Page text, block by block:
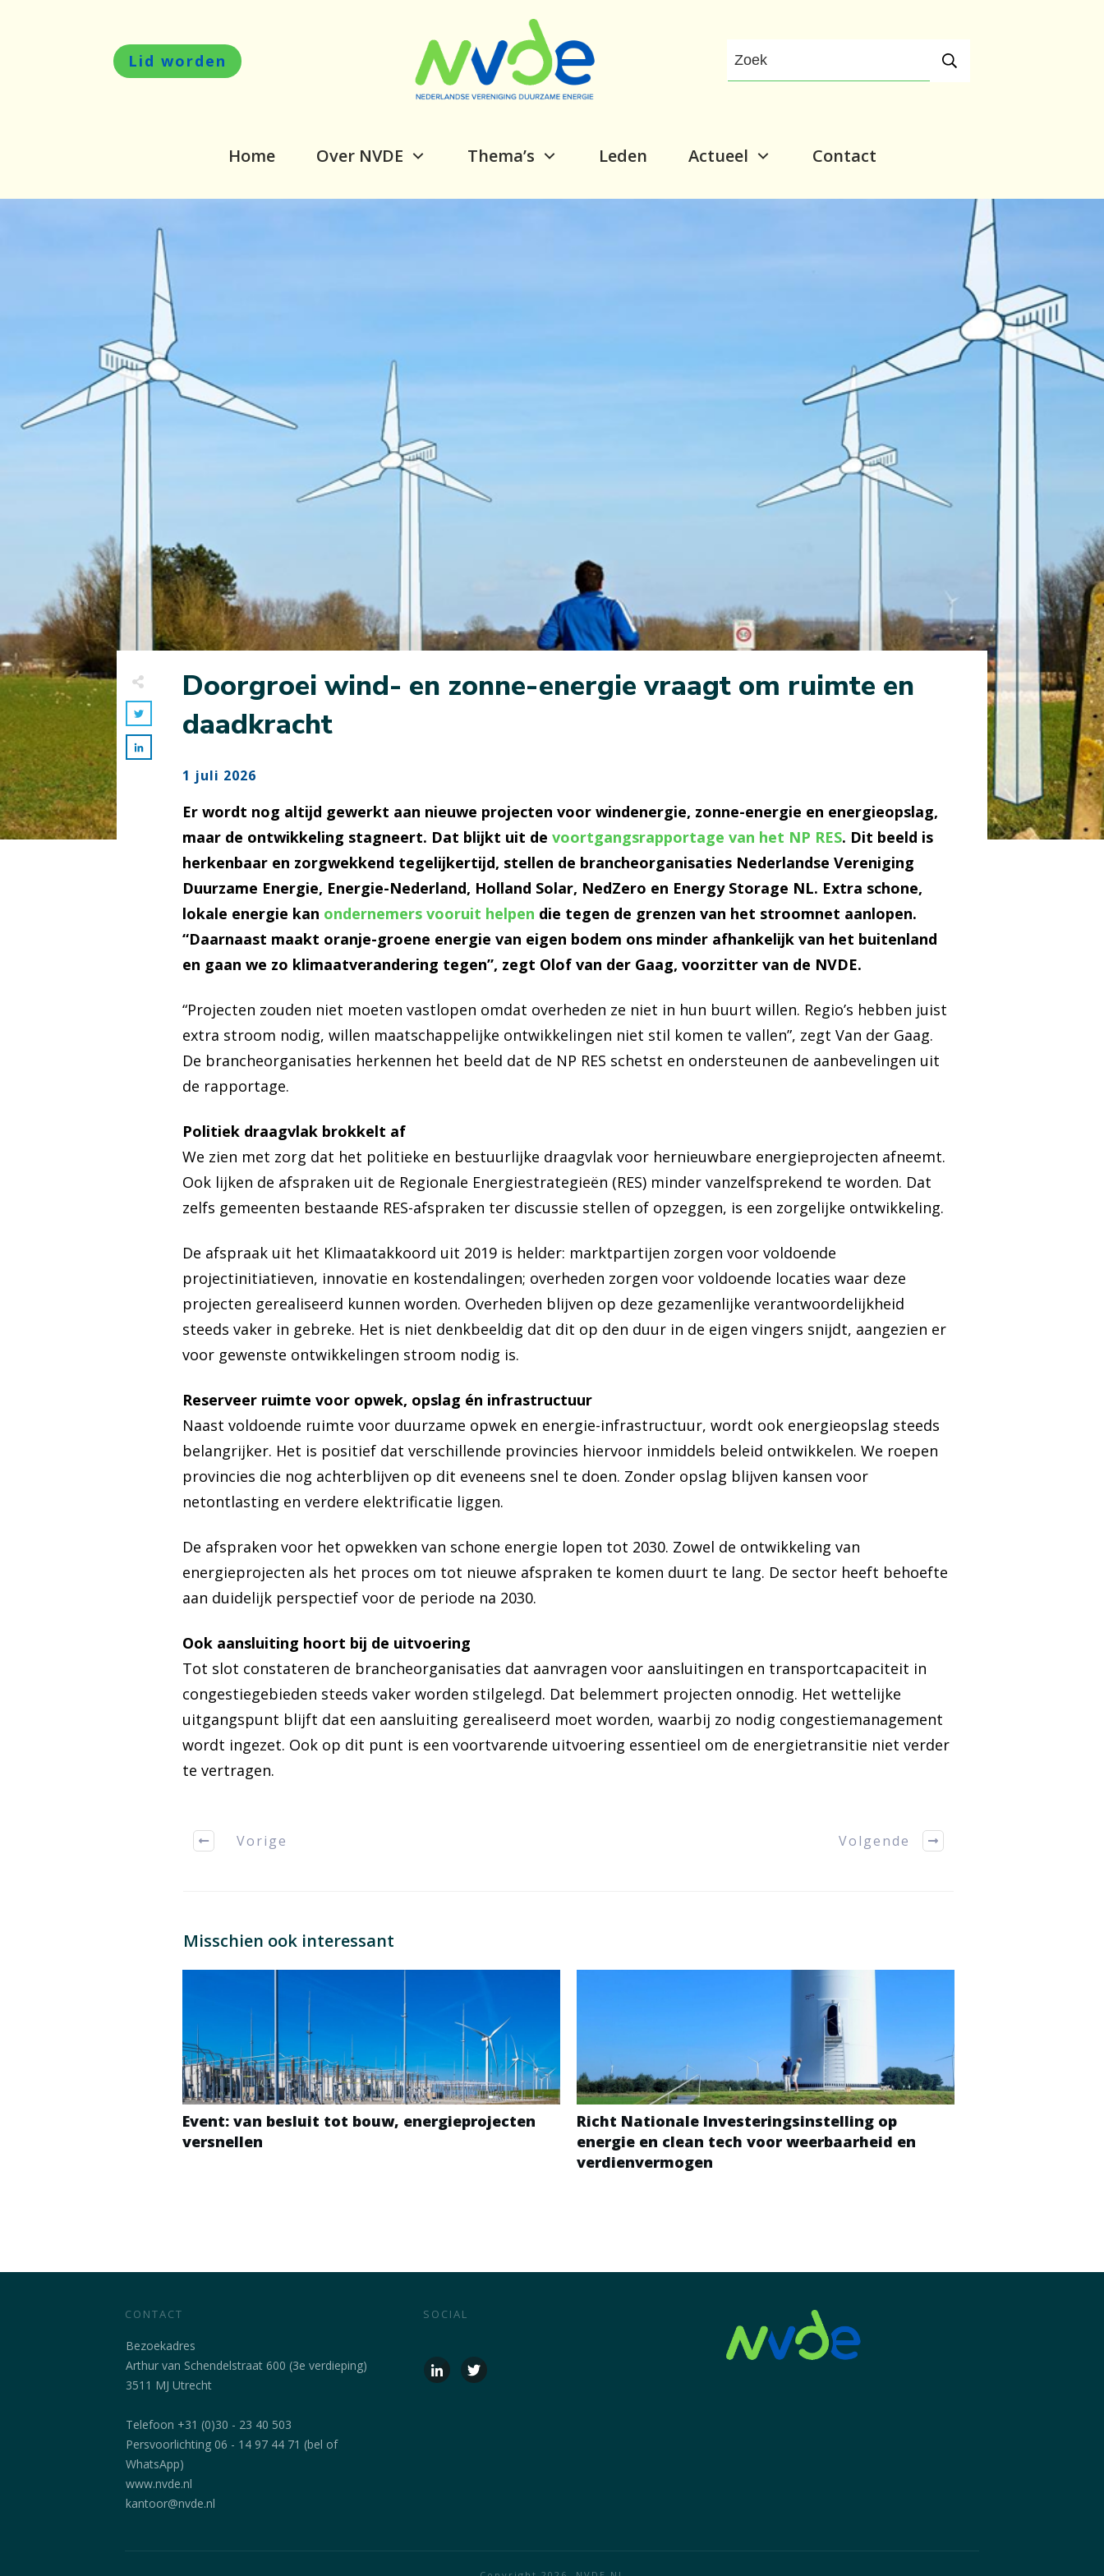
Lid worden
Home Over NVDE Thema’s Leden Actueel Contact
Doorgroei wind- en zonne-energie vraagt om ruimte en
daadkracht
1 juli 2026
Er wordt nog altijd gewerkt aan nieuwe projecten voor windenergie, zonne-energie en energieopslag,
maar de ontwikkeling stagneert. Dat blijkt uit de voortgangsrapportage van het NP RES. Dit beeld is
herkenbaar en zorgwekkend tegelijkertijd, stellen de brancheorganisaties Nederlandse Vereniging
Duurzame Energie, Energie-Nederland, Holland Solar, NedZero en Energy Storage NL. Extra schone,
lokale energie kan ondernemers vooruit helpen die tegen de grenzen van het stroomnet aanlopen.
“Daarnaast maakt oranje-groene energie van eigen bodem ons minder afhankelijk van het buitenland
en gaan we zo klimaatverandering tegen”, zegt Olof van der Gaag, voorzitter van de NVDE.
“Projecten zouden niet moeten vastlopen omdat overheden ze niet in hun buurt willen. Regio’s hebben juist
extra stroom nodig, willen maatschappelijke ontwikkelingen niet stil komen te vallen”, zegt Van der Gaag.
De brancheorganisaties herkennen het beeld dat de NP RES schetst en ondersteunen de aanbevelingen uit
de rapportage.
Politiek draagvlak brokkelt af
We zien met zorg dat het politieke en bestuurlijke draagvlak voor hernieuwbare energieprojecten afneemt.
Ook lijken de afspraken uit de Regionale Energiestrategieën (RES) minder vanzelfsprekend te worden. Dat
zelfs gemeenten bestaande RES-afspraken ter discussie stellen of opzeggen, is een zorgelijke ontwikkeling.
De afspraak uit het Klimaatakkoord uit 2019 is helder: marktpartijen zorgen voor voldoende
projectinitiatieven, innovatie en kostendalingen; overheden zorgen voor voldoende locaties waar deze
projecten gerealiseerd kunnen worden. Overheden blijven op deze gezamenlijke verantwoordelijkheid
steeds vaker in gebreke. Het is niet denkbeeldig dat dit op den duur in de eigen vingers snijdt, aangezien er
voor gewenste ontwikkelingen stroom nodig is.
Reserveer ruimte voor opwek, opslag én infrastructuur
Naast voldoende ruimte voor duurzame opwek en energie-infrastructuur, wordt ook energieopslag steeds
belangrijker. Het is positief dat verschillende provincies hiervoor inmiddels beleid ontwikkelen. We roepen
provincies die nog achterblijven op dit eveneens snel te doen. Zonder opslag blijven kansen voor
netontlasting en verdere elektrificatie liggen.
De afspraken voor het opwekken van schone energie lopen tot 2030. Zowel de ontwikkeling van
energieprojecten als het proces om tot nieuwe afspraken te komen duurt te lang. De sector heeft behoefte
aan duidelijk perspectief voor de periode na 2030.
Ook aansluiting hoort bij de uitvoering
Tot slot constateren de brancheorganisaties dat aanvragen voor aansluitingen en transportcapaciteit in
congestiegebieden steeds vaker worden stilgelegd. Dat belemmert projecten onnodig. Het wettelijke
uitgangspunt blijft dat een aansluiting gerealiseerd moet worden, waarbij zo nodig congestiemanagement
wordt ingezet. Ook op dit punt is een voortvarende uitvoering essentieel om de energietransitie niet verder
te vertragen.
Vorige Volgende
Misschien ook interessant
Event: van besluit tot bouw, energieprojecten
versnellen
Richt Nationale Investeringsinstelling op
energie en clean tech voor weerbaarheid en
verdienvermogen
CONTACT
Bezoekadres
Arthur van Schendelstraat 600 (3e verdieping)
3511 MJ Utrecht
Telefoon +31 (0)30 - 23 40 503
Persvoorlichting 06 - 14 97 44 71 (bel of
WhatsApp)
www.nvde.nl
kantoor@nvde.nl
SOCIAL